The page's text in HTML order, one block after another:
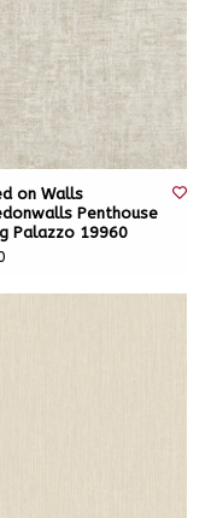
on Walls
Penthouse
Palazzo 19960